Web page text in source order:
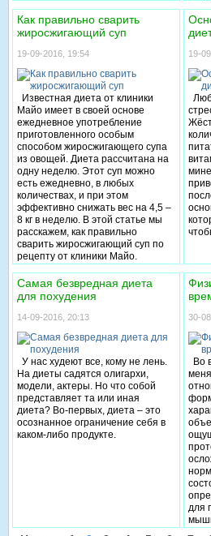
за
Как правильно сварить
жиросжигающий суп
19-09-2016, 19:54
Известная диета от клиники
Майо имеет в своей основе
ежедневное употребление
приготовленного особым
способом жиросжигающего супа
из овощей. Диета рассчитана на
одну неделю. Этот суп можно
есть ежедневно, в любых
количествах, и при этом
эффективно снижать вес на 4,5 –
8 кг в неделю. В этой статье мы
расскажем, как правильно
сварить жиросжигающий суп по
рецепту от клиники Майо.
19-
Самая безвредная диета
для похудения
14-09-2016, 20:13
У нас худеют все, кому не лень.
На диеты садятся олигархи,
модели, актеры. Но что собой
представляет та или иная
диета? Во-первых, диета – это
осознанное ограничение себя в
каком-либо продукте.
30-
Во
для